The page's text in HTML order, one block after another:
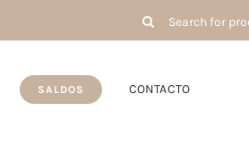
Pesquisar
por:
SALDOS CONTACTO